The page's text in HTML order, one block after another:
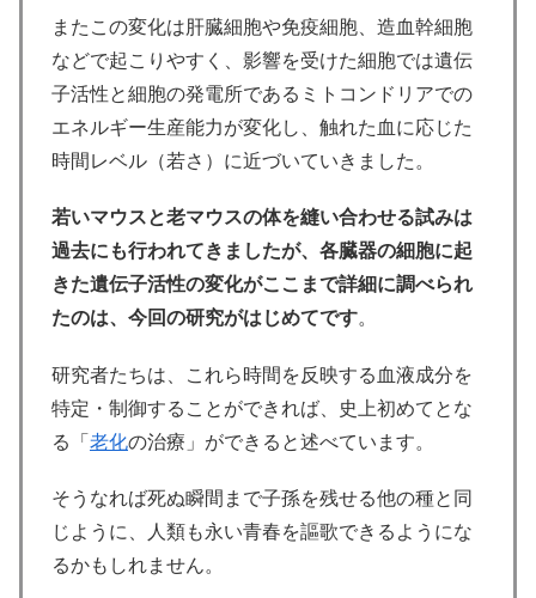
またこの変化は肝臓細胞や免疫細胞、造血幹細胞
などで起こりやすく、影響を受けた細胞では遺伝
子活性と細胞の発電所であるミトコンドリアでの
エネルギー生産能力が変化し、触れた血に応じた
時間レベル（若さ）に近づいていきました。
若いマウスと老マウスの体を縫い合わせる試みは
過去にも行われてきましたが、各臓器の細胞に起
きた遺伝子活性の変化がここまで詳細に調べられ
たのは、今回の研究がはじめてです。
研究者たちは、これら時間を反映する血液成分を
特定・制御することができれば、史上初めてとな
る「 老化の治療」ができると述べています。
そうなれば死ぬ瞬間まで子孫を残せる他の種と同
じように、人類も永い青春を謳歌できるようにな
るかもしれません。